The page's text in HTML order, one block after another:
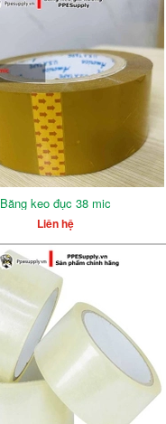
Băng keo đục 38 mic
Liên hệ